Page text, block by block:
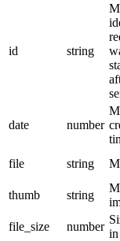
id string
date number
file string
thumb
string
file_size
number
in